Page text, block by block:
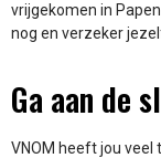
vrijgekomen in
nog en verzeker
Ga aan de
VNOM heeft jou veel